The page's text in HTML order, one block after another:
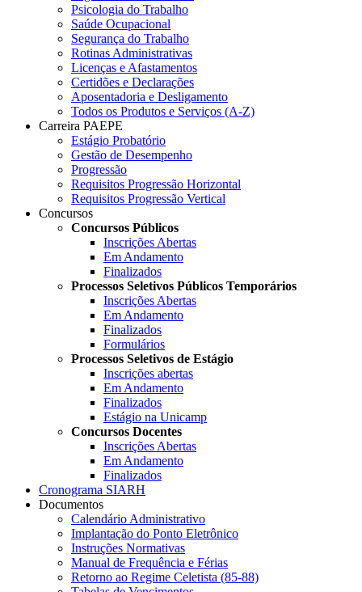
Psicologia do Trabalho
Saúde Ocupacional
Segurança do Trabalho
Rotinas Administrativas
Licenças e Afastamentos
Certidões e Declarações
Aposentadoria e Desligamento
Todos os Produtos e Serviços (A-Z)
Carreira PAEPE
Estágio Probatório
Gestão de Desempenho
Progressão
Requisitos Progressão Horizontal
Requisitos Progressão Vertical
Concursos
Concursos Públicos
Inscrições Abertas
Em Andamento
Finalizados
Processos Seletivos Públicos Temporários
Inscrições Abertas
Em Andamento
Finalizados
Formulários
Processos Seletivos de Estágio
Inscrições abertas
Em Andamento
Finalizados
Estágio na Unicamp
Concursos Docentes
Inscrições Abertas
Em Andamento
Finalizados
Cronograma SIARH
Documentos
Calendário Administrativo
Implantação do Ponto Eletrônico
Instruções Normativas
Manual de Frequência e Férias
Retorno ao Regime Celetista (85-88)